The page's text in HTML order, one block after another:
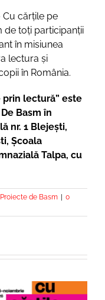
Cu cărțile pe
de toți participanții
în misiunea
lectura și
în România.
prin lectură” este
Basm în
nr. 1 Blejești,
Școala
Talpa, cu
Proiecte de Basm | 0